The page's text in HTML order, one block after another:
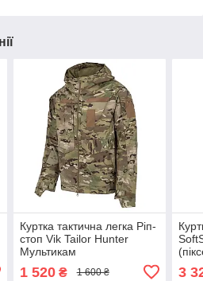
Куртка тактична легка Ріп-
стоп Vik Tailor Hunter
Мультикам
1 520₴ 1 600 ₴ 3